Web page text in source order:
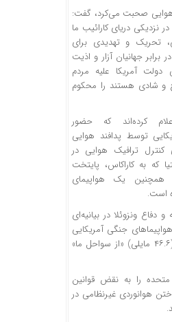
هوایی صحبت می‌کرد، گفت:
نزدیکی دریای کارائیب ما
تحریک و تهدیدی برای
جهانیان آزار و اذیت
آمریکا علیه مردم
و شادی هستند را محکوم
کرده‌اند که حضور
توسط پدافند هوایی
ترافیک هوایی در
که به کاراکاس، پایتخت
و همچنین یک هواپیمای
است.
دفاع ونزوئلا در بیانیه‌ای
جنگی آمریکایی
در فاصله ۷۵ کیلومتری (۴۶.۶ مایلی) «از سواحل ما»
متحده را به نقض قوانین
هوانوردی غیرنظامی در